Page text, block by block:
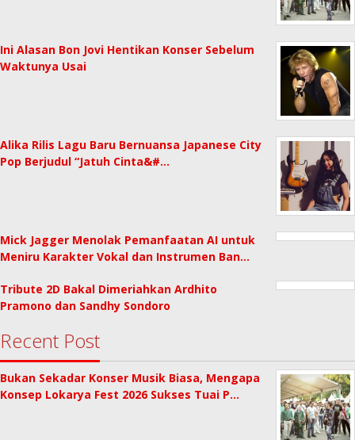
Ini Alasan Bon Jovi Hentikan Konser Sebelum
Waktunya Usai
Alika Rilis Lagu Baru Bernuansa Japanese City
Pop Berjudul “Jatuh Cinta&#…
Mick Jagger Menolak Pemanfaatan AI untuk
Meniru Karakter Vokal dan Instrumen Ban…
Tribute 2D Bakal Dimeriahkan Ardhito
Pramono dan Sandhy Sondoro
Recent Post
Bukan Sekadar Konser Musik Biasa, Mengapa
Konsep Lokarya Fest 2026 Sukses Tuai P…